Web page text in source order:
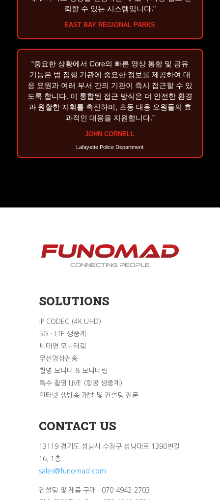
뢰할 수 있는 시스템입니다.”
EAST BAY REGIONAL PARKS
“중요한 상황에서 Core의 빠른 영상 통합 및 공유
기능은 법 집행 기관에 중요한 정보를 제공하여 대
응 요원과 여러 부서 간의 기관이 즉시 접근할 수 있
도록 합니다. 이 통합된 접근 방식은 더 안전한 환경
과 원활한 지휘를 촉진하며, 초동 대응 요원들의 효
과적인 대응을 지원합니다.”
JOHN CORNELL
Lafayette Police Department
SOLUTIONS
IP CODEC (4K UHD)
5G ⋅ LTE 생중계
비대면 모니터링
무선영상전송
촬영 모니터 & 모니터링
특수 촬영 LIVE (항공 생중계)
인터넷 생방송 개발 및 컨설팅 전문
CONTACT US
13119 경기도 성남시 수정구 성남대로 1390번길
16, 1층
sales@funomad.com
컨설팅 및 제품 구매 070-4942-2703